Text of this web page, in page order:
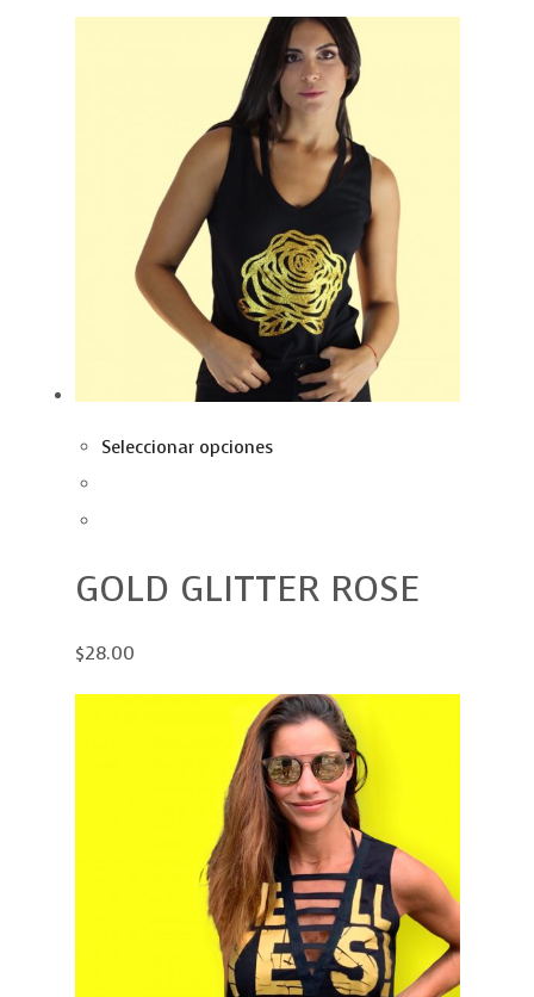
Seleccionar opciones
GOLD GLITTER ROSE
$28.00